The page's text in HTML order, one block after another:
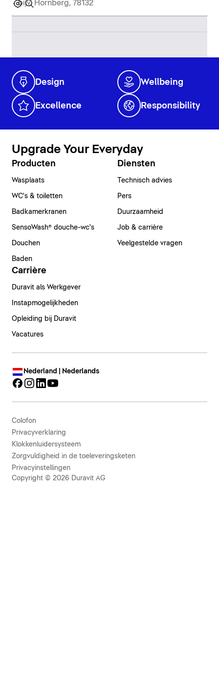
Design Wellbeing
Excellence Responsibility
Upgrade Your Everyday
Producten
Wasplaats
WC's & toiletten
Badkamerkranen
SensoWash® douche-wc's
Douchen
Baden
Diensten
Technisch advies
Pers
Duurzaamheid
Job & carrière
Veelgestelde vragen
Carrière
Duravit als Werkgever
Instapmogelijkheden
Opleiding bij Duravit
Vacatures
Nederland | Nederlands
Colofon
Privacyverklaring
Klokkenluidersysteem
Zorgvuldigheid in de toeleveringsketen
Privacyinstellingen
Copyright © 2026 Duravit AG